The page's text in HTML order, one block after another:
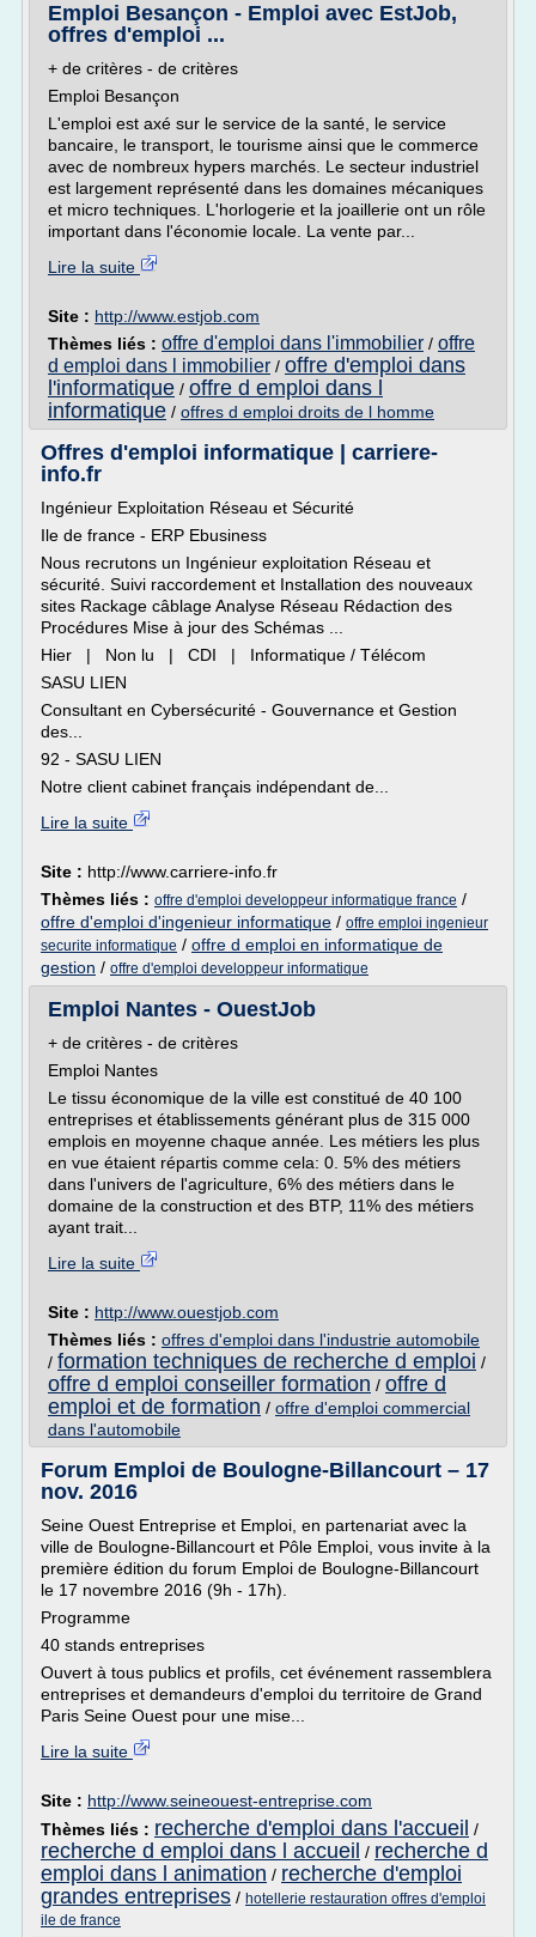
Emploi Besançon - Emploi avec EstJob,
offres d'emploi ...
+ de critères - de critères
Emploi Besançon
L'emploi est axé sur le service de la santé, le service
bancaire, le transport, le tourisme ainsi que le commerce
avec de nombreux hypers marchés. Le secteur industriel
est largement représenté dans les domaines mécaniques
et micro techniques. L'horlogerie et la joaillerie ont un rôle
important dans l'économie locale. La vente par...
Lire la suite
Site : http://www.estjob.com
Thèmes liés : offre d'emploi dans l'immobilier / offre
d emploi dans l immobilier / offre d'emploi dans
l'informatique / offre d emploi dans l
informatique / offres d emploi droits de l homme
Offres d'emploi informatique | carriere-
info.fr
Ingénieur Exploitation Réseau et Sécurité
Ile de france - ERP Ebusiness
Nous recrutons un Ingénieur exploitation Réseau et
sécurité. Suivi raccordement et Installation des nouveaux
sites Rackage câblage Analyse Réseau Rédaction des
Procédures Mise à jour des Schémas ...
Hier | Non lu | CDI | Informatique / Télécom
SASU LIEN
Consultant en Cybersécurité - Gouvernance et Gestion
des...
92 - SASU LIEN
Notre client cabinet français indépendant de...
Lire la suite
Site : http://www.carriere-info.fr
Thèmes liés : offre d'emploi developpeur informatique france /
offre d'emploi d'ingenieur informatique / offre emploi ingenieur
securite informatique / offre d emploi en informatique de
gestion / offre d'emploi developpeur informatique
Emploi Nantes - OuestJob
+ de critères - de critères
Emploi Nantes
Le tissu économique de la ville est constitué de 40 100
entreprises et établissements générant plus de 315 000
emplois en moyenne chaque année. Les métiers les plus
en vue étaient répartis comme cela: 0. 5% des métiers
dans l'univers de l'agriculture, 6% des métiers dans le
domaine de la construction et des BTP, 11% des métiers
ayant trait...
Lire la suite
Site : http://www.ouestjob.com
Thèmes liés : offres d'emploi dans l'industrie automobile
/ formation techniques de recherche d emploi /
offre d emploi conseiller formation / offre d
emploi et de formation / offre d'emploi commercial
dans l'automobile
Forum Emploi de Boulogne-Billancourt – 17
nov. 2016
Seine Ouest Entreprise et Emploi, en partenariat avec la
ville de Boulogne-Billancourt et Pôle Emploi, vous invite à la
première édition du forum Emploi de Boulogne-Billancourt
le 17 novembre 2016 (9h - 17h).
Programme
40 stands entreprises
Ouvert à tous publics et profils, cet événement rassemblera
entreprises et demandeurs d'emploi du territoire de Grand
Paris Seine Ouest pour une mise...
Lire la suite
Site : http://www.seineouest-entreprise.com
Thèmes liés : recherche d'emploi dans l'accueil /
recherche d emploi dans l accueil / recherche d
emploi dans l animation / recherche d'emploi
grandes entreprises / hotellerie restauration offres d'emploi
ile de france